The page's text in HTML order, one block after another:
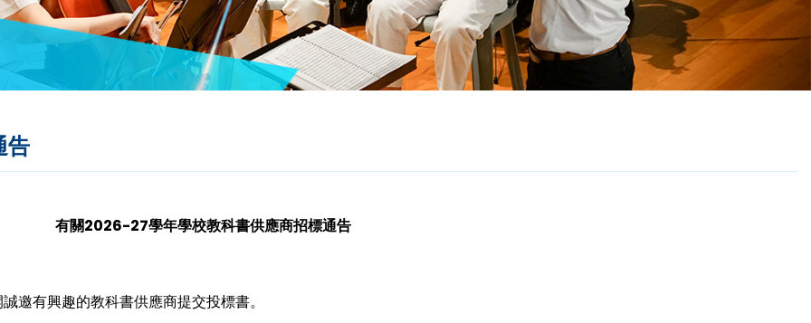
告
有關2026-27學年學校教科書供應商招標通告
有興趣的教科書供應商提交投標書。